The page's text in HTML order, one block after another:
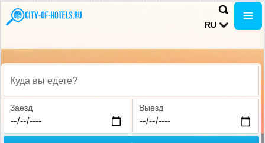
RU
Куда вы едете?
Заезд Выезд